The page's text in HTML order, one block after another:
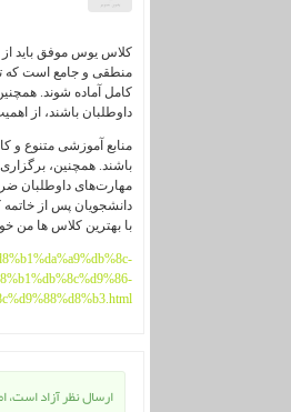
کلاس یوس موفق باید از
منطقی و جامع است که
کامل آماده شوند.
داوطلبان باشند، از
منابع آموزشی متنوع و
باشند. همچنین،
مهارت‌های داوطلبان
دانشجویان پس از
با بهترین کلاس ها من
ارسال نظر آزاد است،